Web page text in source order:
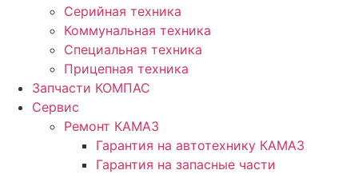
Серийная техника
Коммунальная техника
Специальная техника
Прицепная техника
Запчасти КОМПАС
Сервис
Ремонт КАМАЗ
Гарантия на автотехнику КАМАЗ
Гарантия на запасные части